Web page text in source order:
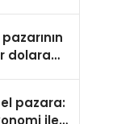
dolara
pazara:
ile